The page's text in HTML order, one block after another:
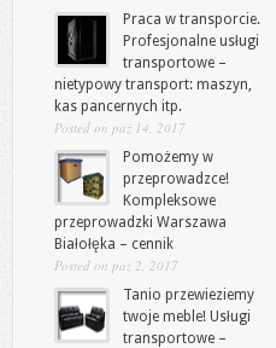
Praca w transporcie.
Profesjonalne usługi
transportowe –
nietypowy transport: maszyn,
kas pancernych itp.
Posted on paź 14, 2017
Pomożemy w
przeprowadzce!
Kompleksowe
przeprowadzki Warszawa
Białołęka – cennik
Posted on paź 2, 2017
Tanio przewieziemy
twoje meble! Usługi
transportowe –